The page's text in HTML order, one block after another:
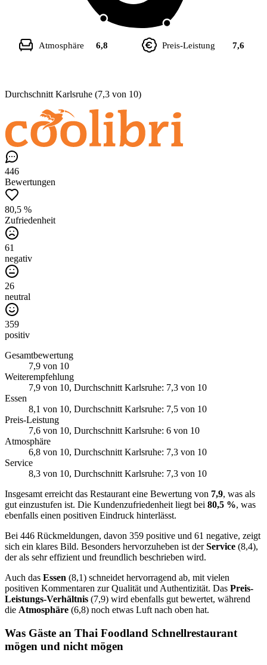
Preis-Leistung 7,6
Atmosphäre 6,8
Durchschnitt Karlsruhe (7,3 von 10)
446
Bewertungen
80,5 %
Zufriedenheit
61
negativ
26
neutral
359
positiv
Gesamtbewertung
7,9 von 10
Weiterempfehlung
7,9 von 10, Durchschnitt Karlsruhe: 7,3 von 10
Essen
8,1 von 10, Durchschnitt Karlsruhe: 7,5 von 10
Preis-Leistung
7,6 von 10, Durchschnitt Karlsruhe: 6 von 10
Atmosphäre
6,8 von 10, Durchschnitt Karlsruhe: 7,3 von 10
Service
8,3 von 10, Durchschnitt Karlsruhe: 7,3 von 10
Insgesamt erreicht das Restaurant eine Bewertung von 7,9, was als
gut einzustufen ist. Die Kundenzufriedenheit liegt bei 80,5 %, was
ebenfalls einen positiven Eindruck hinterlässt.
Bei 446 Rückmeldungen, davon 359 positive und 61 negative, zeigt
sich ein klares Bild. Besonders hervorzuheben ist derService (8,4),
der als sehr effizient und freundlich beschrieben wird.
Auch das Essen (8,1) schneidet hervorragend ab, mit vielen
positiven Kommentaren zur Qualität und Authentizität. Das Preis-
Leistungs-Verhältnis (7,9) wird ebenfalls gut bewertet, während
die Atmosphäre (6,8) noch etwas Luft nach oben hat.
Was Gäste an Thai Foodland Schnellrestaurant
mögen und nicht mögen